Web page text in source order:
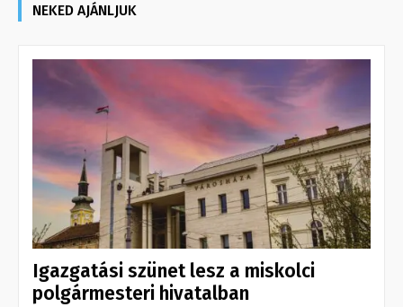
NEKED AJÁNLJUK
Igazgatási szünet lesz a miskolci
polgármesteri hivatalban